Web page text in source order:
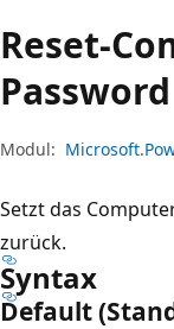
Reset-
Password
Modul:
Setzt das
zurück.
Syntax
Default